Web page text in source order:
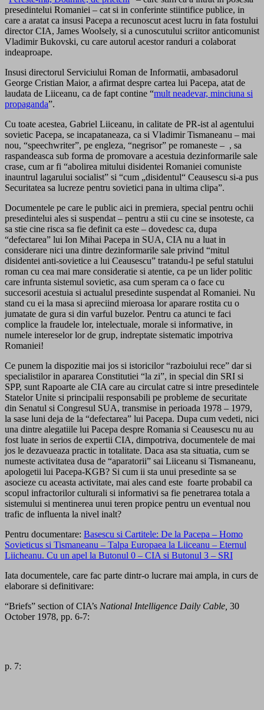
presedintelui Romaniei – cat si in conferinte stiintifice publice, in
care a aratat ca insusi Pacepa a recunoscut acest lucru in fata fostului
director CIA, James Woolsely, si a cunoscutului scriitor anticomunist
Vladimir Bukovski, cu care autorul acestor randuri a colaborat
indeaproape.
Insusi directorul Serviciului Roman de Informatii, ambasadorul
George Cristian Maior, a afirmat despre cartea lui Pacepa, atat de
laudata de Liiceanu, ca de fapt contine “mult neadevar, minciuna si
propaganda”.
Cu toate acestea, Gabriel Liiceanu, in calitate de PR-ist al agentului
sovietic Pacepa, se incapataneaza, ca si Vladimir Tismaneanu – mai
nou, “speechwriter”, pe engleza, “negrisor” pe romaneste – , sa
raspandeasca sub forma de promovare a acestuia dezinformarile sale
crase, cum ar fi “abolirea mitului disidentei Romaniei comuniste
inauntrul lagarului socialist” si “cum „disidentul“ Ceausescu si-a pus
Securitatea sa lucreze pentru sovietici pana in ultima clipa”.
Documentele pe care le public aici in premiera, special pentru ochii
presedintelui ales si suspendat – pentru a stii cu cine se insoteste, ca
sa stie cine risca sa fie definit ca este – dovedesc ca, dupa
“defectarea” lui Ion Mihai Pacepa in SUA, CIA nu a luat in
considerare nici una dintre dezinformarile sale privind “mitul
disidentei anti-sovietice a lui Ceausescu” tratandu-l pe seful statului
roman cu cea mai mare consideratie si atentie, ca pe un lider politic
care infrunta sistemul sovietic, asa cum speram ca o face cu
succesorii acestuia si actualul presedinte suspendat al Romaniei. Nu
stand cu ei la masa si apreciind mieroasa lor aparare rostita cu o
jumatate de gura si din varful buzelor. Pentru ca atunci te faci
complice la fraudele lor, intelectuale, morale si informative, in
numele intereselor lor de grup, indreptate sistematic impotriva
Romaniei!
Ce punem la dispozitie mai jos si istoricilor “razboiului rece” dar si
specialistilor in apararea Constitutiei “la zi”, in special din SRI si
SPP, sunt Rapoarte ale CIA care au circulat catre si intre presedintele
Statelor Unite si principalii responsabili pe probleme de securitate
din Senatul si Congresul SUA, transmise in perioada 1978 – 1979,
la sase luni deja de la “defectarea” lui Pacepa. Dupa cum vedeti, nici
una dintre alegatiile lui Pacepa despre Romania si Ceausescu nu au
fost luate in serios de expertii CIA, dimpotriva, documentele de mai
jos le dezavueaza practic in totalitate. Daca asa sta situatia, cum se
numeste activitatea dusa de “aparatorii” sai Liiceanu si Tismaneanu,
apologetii lui Pacepa-KGB? Si cum ii sta unui presedinte sa se
asocieze cu aceasta activitate, mai ales cand este foarte probabil ca
scopul infractorilor culturali si informativi sa fie penetrarea totala a
sistemului si mentinerea unui teren propice pentru un eventual nou
trafic de influenta la nivel inalt?
Pentru documentare: Basescu si Cartitele: De la Pacepa – Homo
Sovieticus si Tismaneanu – Talpa Europaea la Liiceanu – Eternul
Liicheanu. Cu un apel la Butonul 0 – CIA si Butonul 3 – SRI
Iata documentele, care fac parte dintr-o lucrare mai ampla, in curs de
elaborare si definitivare:
“Briefs” section of CIA’s National Intelligence Daily Cable, 30
October 1978, pp. 6-7:
p. 7: